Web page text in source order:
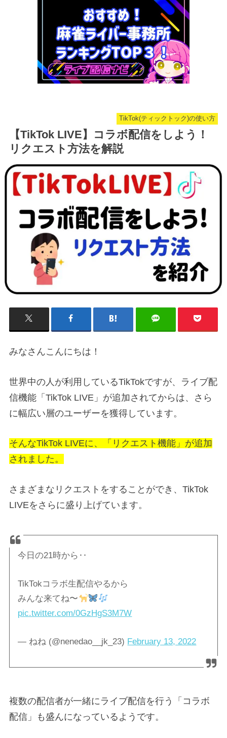
TikTok(ティックトック)の使い方
【TikTok LIVE】コラボ配信をしよう！
リクエスト方法を解説
みなさんこんにちは！
世界中の人が利用しているTikTokですが、ライブ配
信機能「TikTok LIVE」が追加されてからは、さら
に幅広い層のユーザーを獲得しています。
そんなTikTok LIVEに、「リクエスト機能」が追加
されました。
さまざまなリクエストをすることができ、TikTok
LIVEをさらに盛り上げています。
今日の21時から‥
TikTokコラボ生配信やるから
みんな来てね〜
pic.twitter.com/0GzHgS3M7W
— ねね (@nenedao__jk_23) February 13, 2022
複数の配信者が一緒にライブ配信を行う「コラボ
配信」も盛んになっているようです。